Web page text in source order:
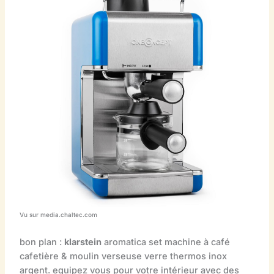
Vu sur media.chaltec.com
bon plan : klarstein aromatica set machine à café
cafetière & moulin verseuse verre thermos inox
argent. equipez vous pour votre intérieur avec des